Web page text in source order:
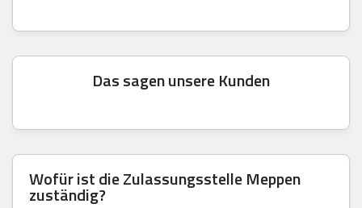
Das sagen unsere Kunden
Wofür ist die Zulassungsstelle Meppen
zuständig?